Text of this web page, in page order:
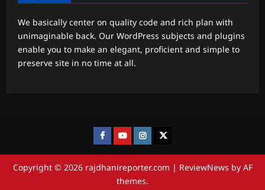
We basically center on quality code and rich plan with
unimaginable back. Our WordPress subjects and plugins
enable you to make an elegant, proficient and simple to
preserve site in no time at all.
FacebookYoutubeInstagram
twitter
Copyright © 2026 rajdhanireporter.com | ReviewNews by AF
themes.